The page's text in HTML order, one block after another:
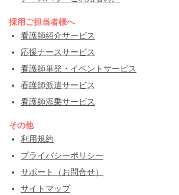
採用ご担当者様へ
看護師紹介サービス
応援ナースサービス
看護師単発・イベントサービス
看護師派遣サービス
看護師添乗サービス
その他
利用規約
プライバシーポリシー
サポート（お問合せ）
サイトマップ